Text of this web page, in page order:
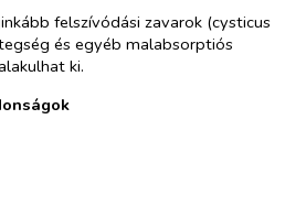
felszívódási zavarok (cysticus
és egyéb malabsorptiós
ki.